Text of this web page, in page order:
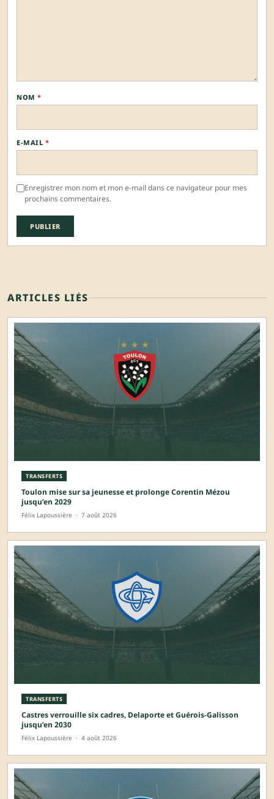
NOM *
E-MAIL *
Enregistrer mon nom et mon e-mail dans ce navigateur pour mes
prochains commentaires.
ARTICLES LIÉS
TRANSFERTS
Toulon mise sur sa jeunesse et prolonge Corentin Mézou
jusqu’en 2029
Félix Lapoussière · 7 août 2026
TRANSFERTS
Castres verrouille six cadres, Delaporte et Guérois-Galisson
jusqu’en 2030
Félix Lapoussière · 4 août 2026